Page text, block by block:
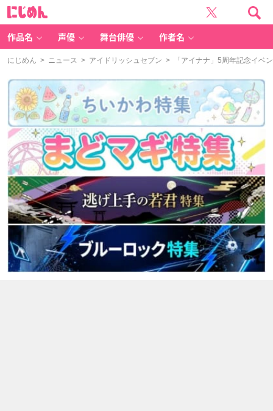
作品名 声優 舞台俳優 作者名
にじめん > ニュース > アイドリッシュセブン > 「アイナナ」5周年記念イベ